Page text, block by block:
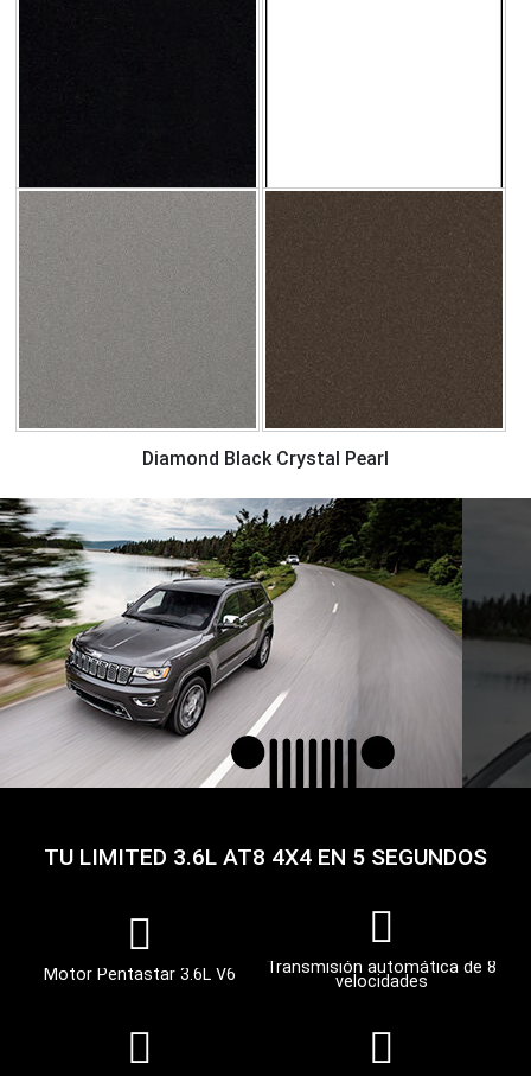
Diamond Black Crystal Pearl
TU LIMITED 3.6L AT8 4X4 EN 5 SEGUNDOS
Motor Pentastar 3.6L V6 Transmisión automática de 8
velocidades